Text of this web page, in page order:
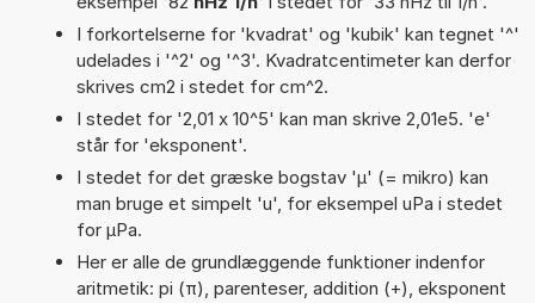
I forkortelserne for 'kvadrat' og 'kubik' kan tegnet '^'
udelades i '^2' og '^3'. Kvadratcentimeter kan derfor
skrives cm2 i stedet for cm^2.
I stedet for '2,01 x 10^5' kan man skrive 2,01e5. 'e'
står for 'eksponent'.
I stedet for det græske bogstav 'µ' (= mikro) kan
man bruge et simpelt 'u', for eksempel uPa i stedet
for µPa.
Her er alle de grundlæggende funktioner indenfor
aritmetik: pi (π), parenteser, addition (+), eksponent